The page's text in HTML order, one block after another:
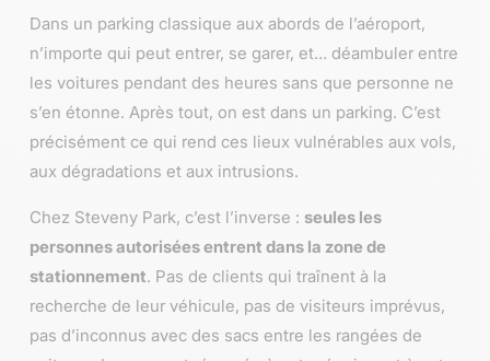
Dans un parking classique aux abords de l’aéroport,
n’importe qui peut entrer, se garer, et… déambuler entre
les voitures pendant des heures sans que personne ne
s’en étonne. Après tout, on est dans un parking. C’est
précisément ce qui rend ces lieux vulnérables aux vols,
aux dégradations et aux intrusions.
Chez Steveny Park, c’est l’inverse : seules les
personnes autorisées entrent dans la zone de
stationnement. Pas de clients qui traînent à la
recherche de leur véhicule, pas de visiteurs imprévus,
pas d’inconnus avec des sacs entre les rangées de